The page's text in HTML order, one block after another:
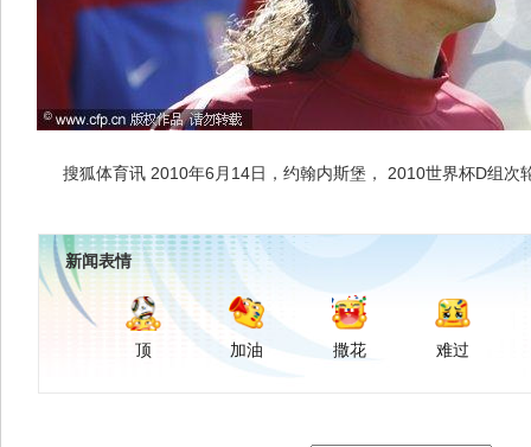
搜狐体育讯 2010年6月14日，约翰内斯堡， 2010世界杯D组次
新闻表情
顶 加油 撒花 难过